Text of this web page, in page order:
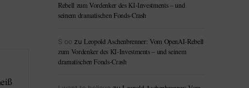
Rebell zum Vordenker des KI-Investments – und
seinem dramatischen Fonds-Crash
S oo zu Leopold Aschenbrenner: Vom OpenAI-Rebell
zum Vordenker des KI-Investments – und seinem
dramatischen Fonds-Crash